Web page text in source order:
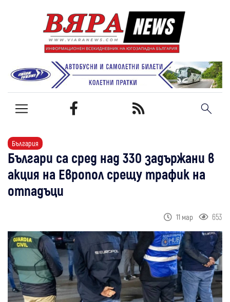
България
Българи са сред над 330 задържани в
акция на Европол срещу трафик на
отпадъци
11 мар 653